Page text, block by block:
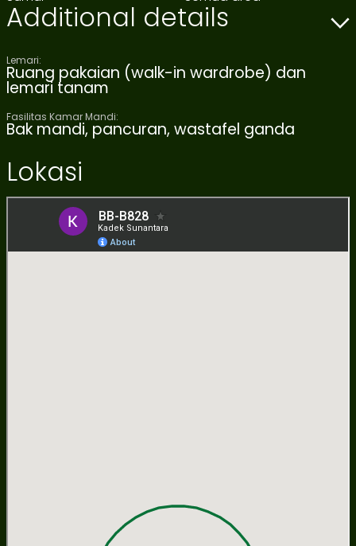
Additional details
Lemari:
Ruang pakaian (walk-in wardrobe) dan
lemari tanam
Fasilitas Kamar Mandi:
Bak mandi, pancuran, wastafel ganda
Lokasi